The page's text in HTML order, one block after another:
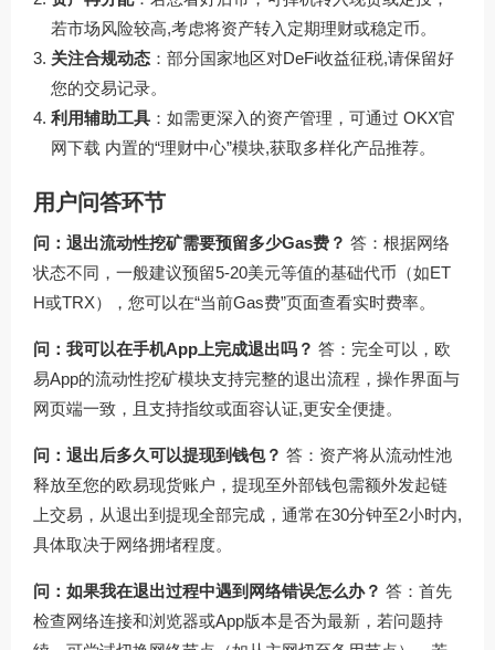
若市场风险较高,考虑将资产转入定期理财或稳定币。
关注合规动态 ：部分国家地区对DeFi收益征税,请保留好
您的交易记录。
利用辅助工具 ：如需更深入的资产管理，可通过 OKX官
网下载 内置的“理财中心”模块,获取多样化产品推荐。
用户问答环节
问：退出流动性挖矿需要预留多少Gas费？ 答：根据网络
状态不同，一般建议预留5-20美元等值的基础代币（如ET
H或TRX），您可以在“当前Gas费”页面查看实时费率。
问：我可以在手机App上完成退出吗？ 答：完全可以，欧
易App的流动性挖矿模块支持完整的退出流程，操作界面与
网页端一致，且支持指纹或面容认证,更安全便捷。
问：退出后多久可以提现到钱包？ 答：资产将从流动性池
释放至您的欧易现货账户，提现至外部钱包需额外发起链
上交易，从退出到提现全部完成，通常在30分钟至2小时内,
具体取决于网络拥堵程度。
问：如果我在退出过程中遇到网络错误怎么办？ 答：首先
检查网络连接和浏览器或App版本是否为最新，若问题持